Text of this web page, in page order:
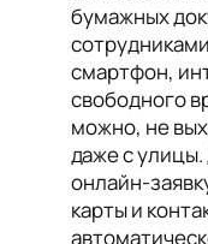
бумажных
смартфон,
свободного
можно, не
даже с
онлайн-
карты и